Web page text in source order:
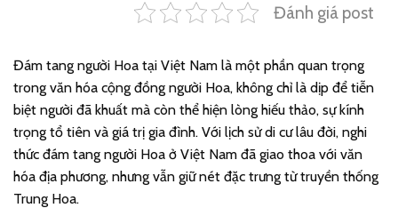
Đánh giá post
Đám tang người Hoa tại Việt Nam là một phần quan trọng
trong văn hóa cộng đồng người Hoa, không chỉ là dịp để tiễn
biệt người đã khuất mà còn thể hiện lòng hiếu thảo, sự kính
trọng tổ tiên và giá trị gia đình. Với lịch sử di cư lâu đời, nghi
thức đám tang người Hoa ở Việt Nam đã giao thoa với văn
hóa địa phương, nhưng vẫn giữ nét đặc trưng từ truyền thống
Trung Hoa.